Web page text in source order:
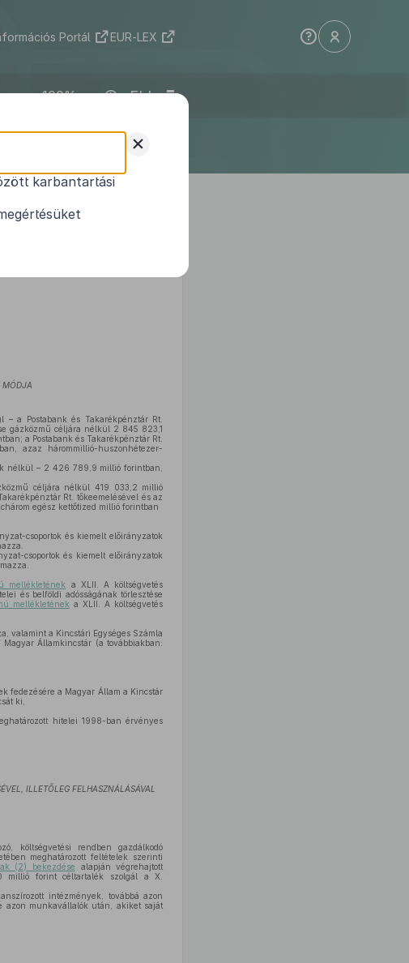
Portál EUR-LEX
ELI
1
MÓDJA
– a Postabank és Takarékpénztár Rt.
gázközmű céljára nélkül 2 845 823,1
a Postabank és Takarékpénztár Rt.
azaz hárommillió-huszonhétezer-
nélkül – 2 426 789,9 millió forintban,
céljára nélkül 419 033,2 millió
Rt. tőkeemelésével és az
egész kettőtized millió forintban
csoportok és kiemelt előirányzatok
csoportok és kiemelt előirányzatok
mellékletének
a XLII. A költségvetés
és belföldi adósságának törlesztése
mellékletének a XLII. A költségvetés
valamint a Kincstári Egységes Számla
Államkincstár (a továbbiakban:
fedezésére a Magyar Állam a Kincstár
ki,
hitelei 1998-ban érvényes
ILLETŐLEG FELHASZNÁLÁSÁVAL
költségvetési rendben gazdálkodó
meghatározott feltételek szerinti
(2) bekezdése alapján végrehajtott
millió forint céltartalék szolgál a X.
intézmények, továbbá azon
azon munkavállalók után, akiket saját
+
karbantartási